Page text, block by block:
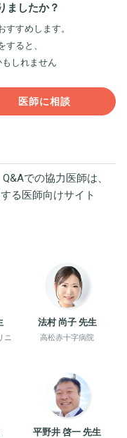
ましたか？
すめします。
すると、
しれません
医師に相談
での協力医師は、
る医師向けサイト
ニ
法村 尚子 先生
高松赤十字病院
平野井 啓一 先生